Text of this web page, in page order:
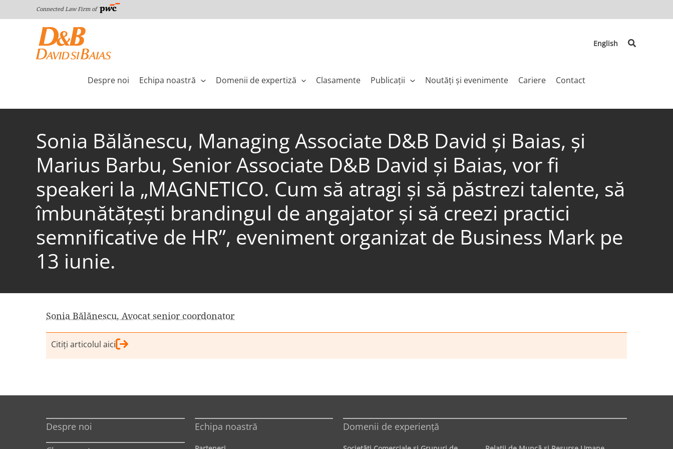
to
Connected Law Firm of
English Search
Despre noi Echipa noastră Domenii de expertiză Clasamente Publicaţii Noutăți și evenimente Cariere Contact
Sonia Bălănescu, Managing Associate D&B David și Baias, și
Marius Barbu, Senior Associate D&B David și Baias, vor fi
speakeri la „MAGNETICO. Cum să atragi și să păstrezi talente, să
îmbunătățești brandingul de angajator și să creezi practici
semnificative de HR”, eveniment organizat de Business Mark pe
13 iunie.
Sonia Bălănescu, Avocat senior coordonator
Citiţi articolul aici
Despre noi
Echipa noastră Domenii de experienţă